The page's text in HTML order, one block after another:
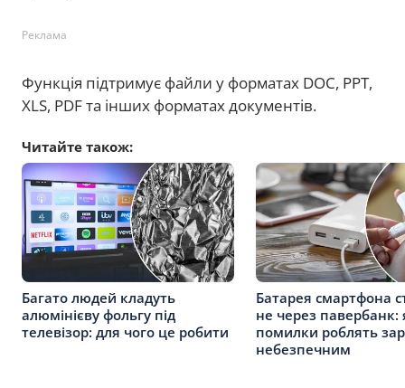
Реклама
Функція підтримує файли у форматах DOC, PPT,
XLS, PDF та інших форматах документів.
Читайте також:
Багато людей кладуть
алюмінієву фольгу під
телевізор: для чого це робити
Батарея смартфона
не через павербанк:
помилки роблять
небезпечним